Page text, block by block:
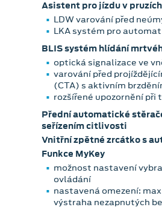
Asistent pro jízdu v pruzích
LDW varování před
LKA systém pro
BLIS systém hlídání
optická signalizace ve
varování před
(CTA) s aktivním
rozšířené upozornění při
Přední automatické
seřízením citlivosti
Vnitřní zpětné zrcátko s
Funkce MyKey
možnost nastavení
ovládání
nastavená omezení:
výstraha nezapnutých